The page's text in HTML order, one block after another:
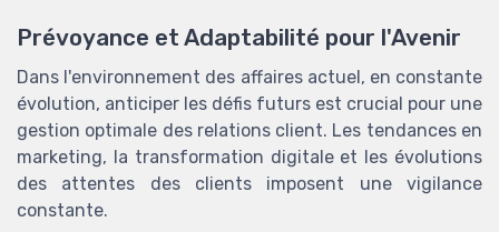
Prévoyance et Adaptabilité pour l'Avenir
Dans l'environnement des affaires actuel, en constante
évolution, anticiper les défis futurs est crucial pour une
gestion optimale des relations client. Les tendances en
marketing, la transformation digitale et les évolutions
des attentes des clients imposent une vigilance
constante.